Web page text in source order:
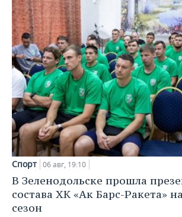
Спорт 06 авг, 19:10
В Зеленодольске прошла
состава ХК «Ак Барс-Ракета»
сезон